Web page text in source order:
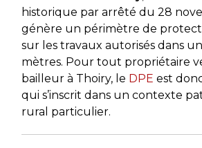
historique par arrêté du 28
génère un périmètre de
sur les travaux autorisés dans
mètres. Pour tout propriétaire
bailleur à Thoiry, le DPE est
qui s’inscrit dans un contexte
rural particulier.